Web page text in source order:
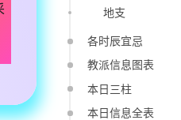
地支
各时辰宜忌
教派信息图表
本日三柱
本日信息全表